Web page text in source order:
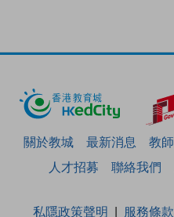
關於教城 最新消息 教師
人才招募
聯絡我們
私隱政策聲明 服務條款